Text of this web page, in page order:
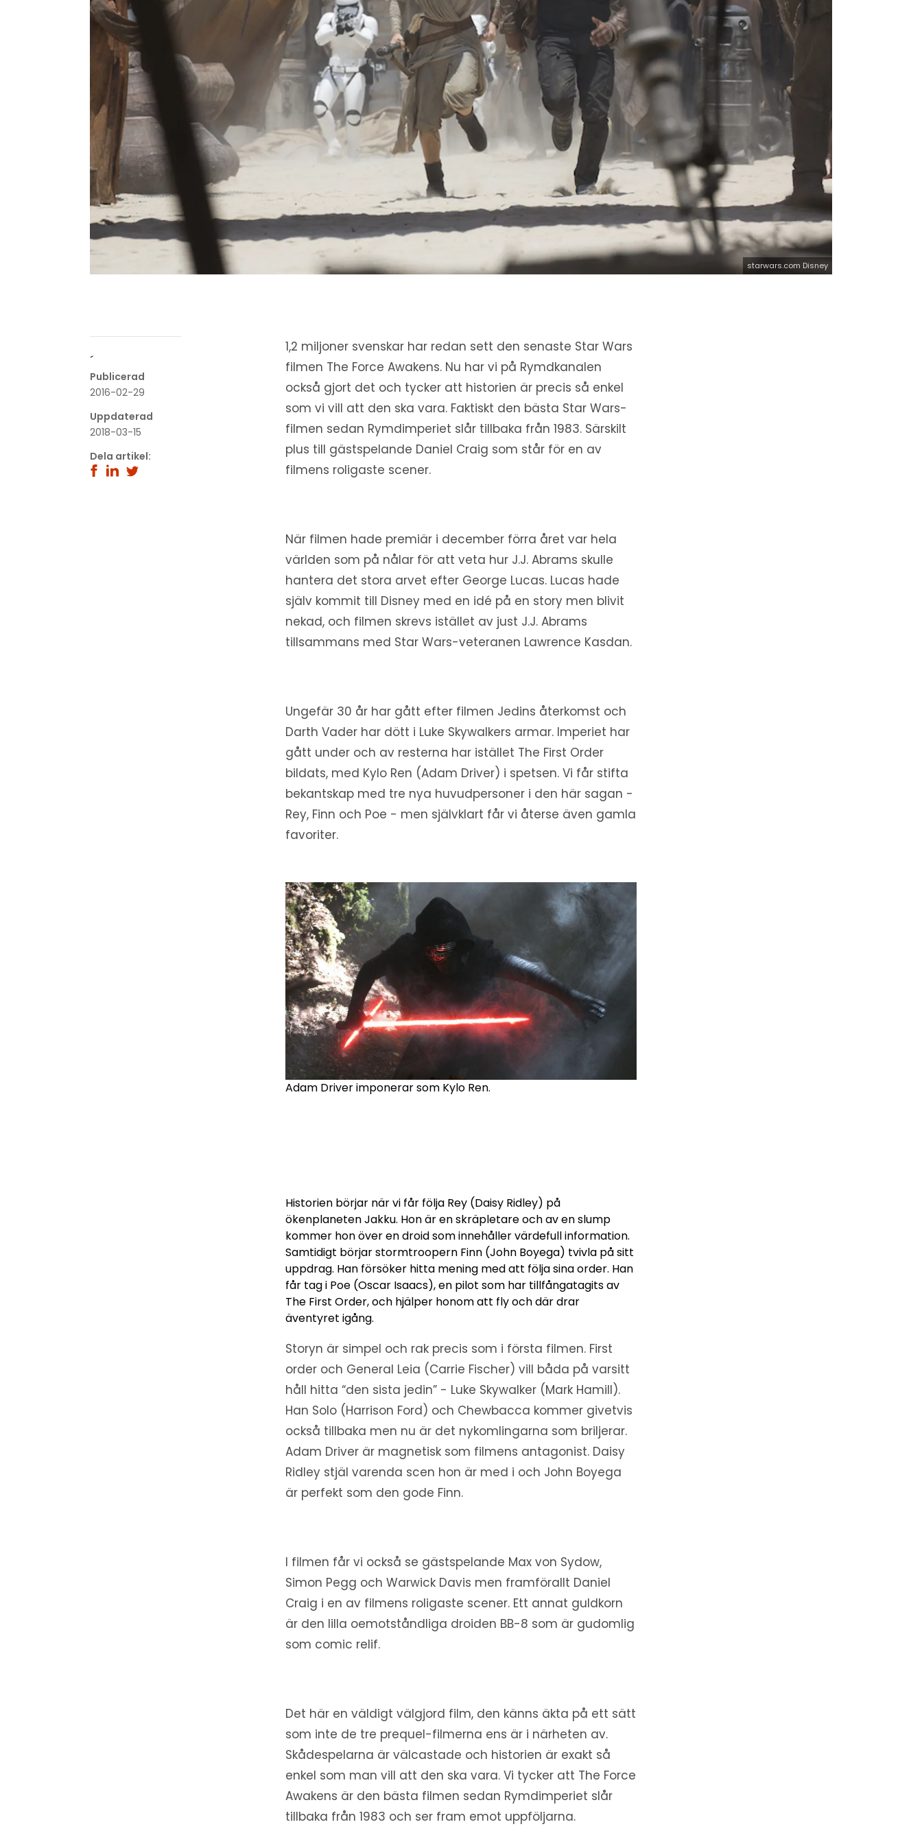
starwars.com Disney
´
Publicerad
2016-02-29
Uppdaterad
2018-03-15
Dela artikel:
1,2 miljoner svenskar har redan sett den senaste Star Wars
filmen The Force Awakens. Nu har vi på Rymdkanalen
också gjort det och tycker att historien är precis så enkel
som vi vill att den ska vara. Faktiskt den bästa Star Wars-
filmen sedan Rymdimperiet slår tillbaka från 1983. Särskilt
plus till gästspelande Daniel Craig som står för en av
filmens roligaste scener.
När filmen hade premiär i december förra året var hela
världen som på nålar för att veta hur J.J. Abrams skulle
hantera det stora arvet efter George Lucas. Lucas hade
själv kommit till Disney med en idé på en story men blivit
nekad, och filmen skrevs istället av just J.J. Abrams
tillsammans med Star Wars-veteranen Lawrence Kasdan.
Ungefär 30 år har gått efter filmen Jedins återkomst och
Darth Vader har dött i Luke Skywalkers armar. Imperiet har
gått under och av resterna har istället The First Order
bildats, med Kylo Ren (Adam Driver) i spetsen. Vi får stifta
bekantskap med tre nya huvudpersoner i den här sagan -
Rey, Finn och Poe - men självklart får vi återse även gamla
favoriter.
Adam Driver imponerar som Kylo Ren.
Historien börjar när vi får följa Rey (Daisy Ridley) på
ökenplaneten Jakku. Hon är en skräpletare och av en slump
kommer hon över en droid som innehåller värdefull information.
Samtidigt börjar stormtroopern Finn (John Boyega) tvivla på sitt
uppdrag. Han försöker hitta mening med att följa sina order. Han
får tag i Poe (Oscar Isaacs), en pilot som har tillfångatagits av
The First Order, och hjälper honom att fly och där drar
äventyret igång.
Storyn är simpel och rak precis som i första filmen. First
order och General Leia (Carrie Fischer) vill båda på varsitt
håll hitta “den sista jedin” - Luke Skywalker (Mark Hamill).
Han Solo (Harrison Ford) och Chewbacca kommer givetvis
också tillbaka men nu är det nykomlingarna som briljerar.
Adam Driver är magnetisk som filmens antagonist. Daisy
Ridley stjäl varenda scen hon är med i och John Boyega
är perfekt som den gode Finn.
I filmen får vi också se gästspelande Max von Sydow,
Simon Pegg och Warwick Davis men framförallt Daniel
Craig i en av filmens roligaste scener. Ett annat guldkorn
är den lilla oemotståndliga droiden BB-8 som är gudomlig
som comic relif.
Det här en väldigt välgjord film, den känns äkta på ett sätt
som inte de tre prequel-filmerna ens är i närheten av.
Skådespelarna är välcastade och historien är exakt så
enkel som man vill att den ska vara. Vi tycker att The Force
Awakens är den bästa filmen sedan Rymdimperiet slår
tillbaka från 1983 och ser fram emot uppföljarna.